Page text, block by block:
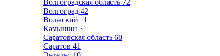
Волгоградская область 72
Волгоград 42
Волжский 11
Камышин 3
Саратовская область 68
Саратов 41